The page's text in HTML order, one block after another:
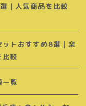
｜人気商品を比較
トおすすめ8選｜楽
較
覧